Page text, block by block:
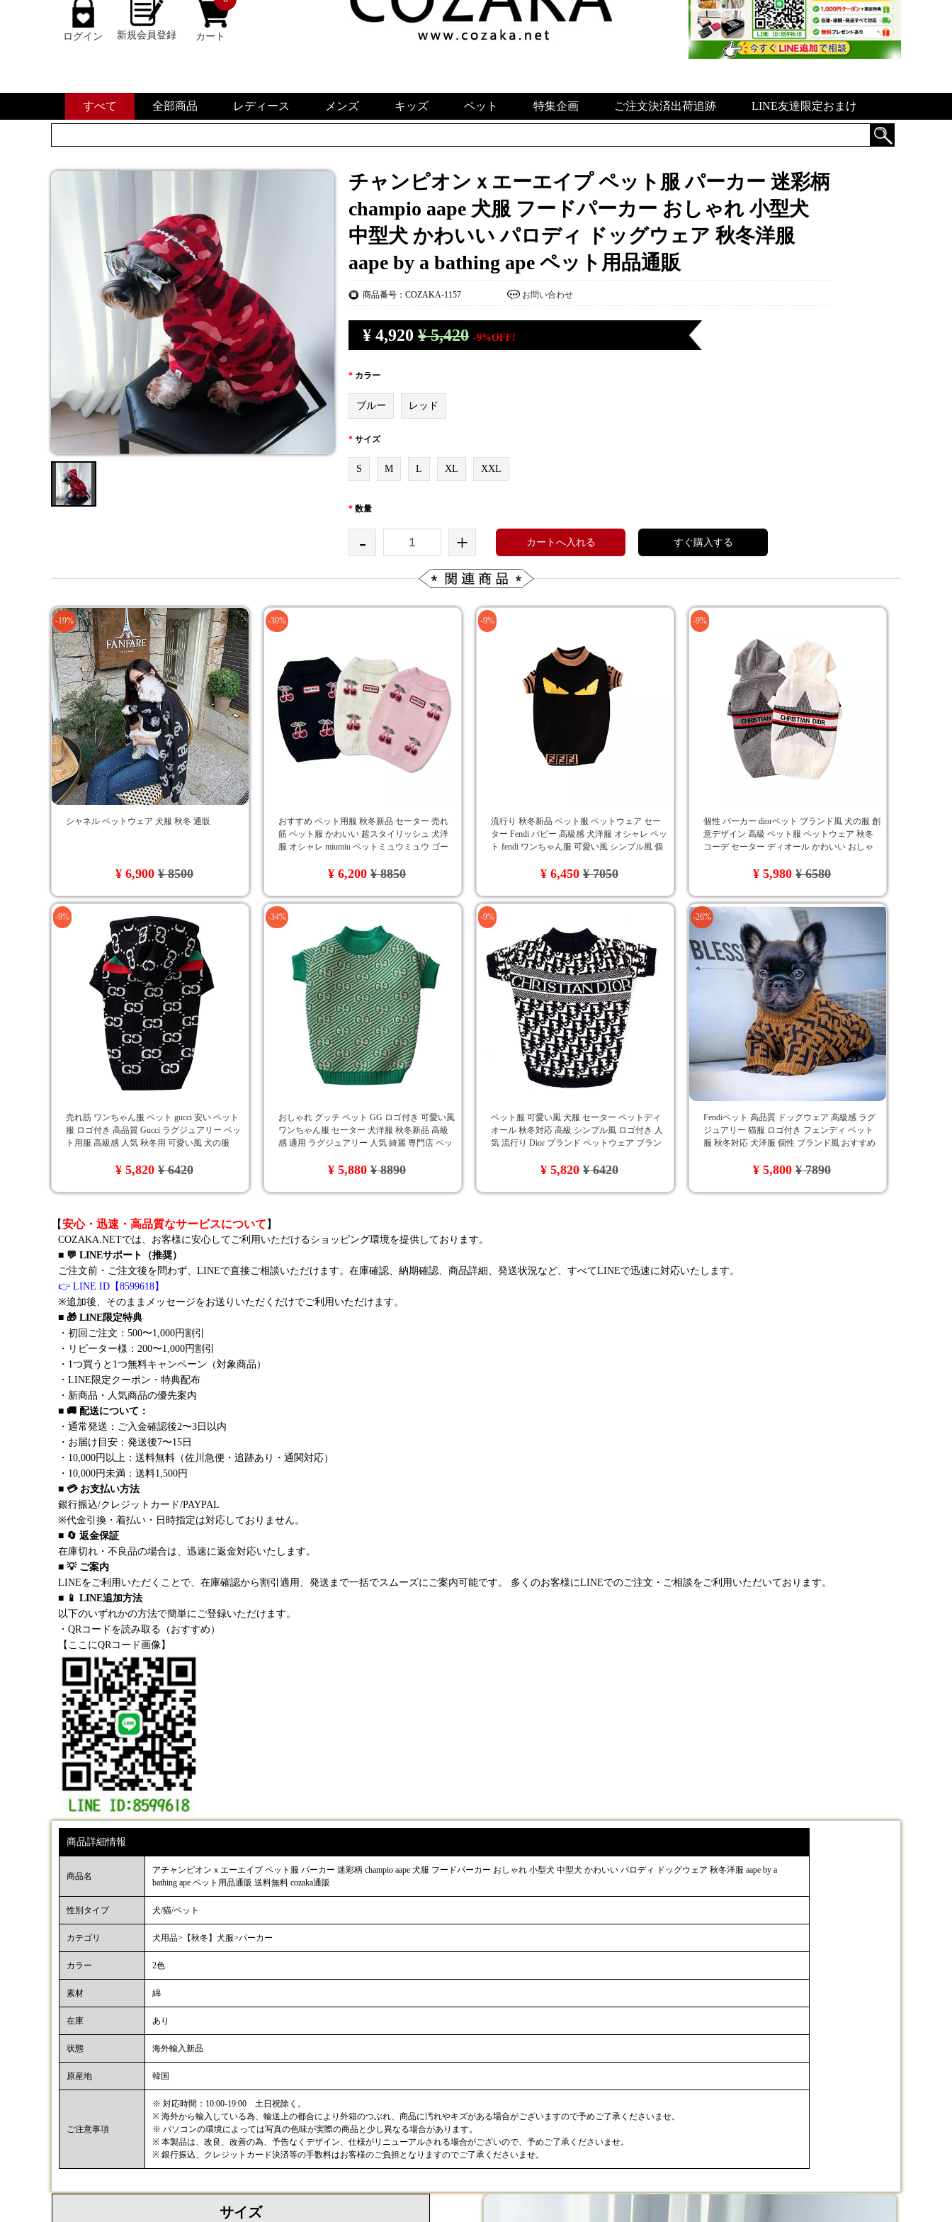
ログイン 新規会員登録 カート
すべて 全部商品 レディース メンズ キッズ ペット 特集企画 ご注文決済出荷追跡 LINE友達限定おまけ
チャンピオンｘエーエイプ ペット服 パーカー 迷彩柄
champio aape 犬服 フードパーカー おしゃれ 小型犬
中型犬 かわいい パロディ ドッグウェア 秋冬洋服
aape by a bathing ape ペット用品通販
商品番号：COZAKA-1157 お問い合わせ
¥ 4,920 ¥ 5,420 -9%OFF!
* カラー
ブルー レッド
* サイズ
S M L XL XXL
* 数量
- + カートへ入れる すぐ購入する
-19%
シャネル ペットウェア 犬服 秋冬 通販
¥ 6,900¥ 8500
-30%
おすすめ ペット用服 秋冬新品 セーター 売れ
筋 ペット服 かわいい 超スタイリッシュ 犬洋
服 オシャレ miumiu ペットミュウミュウ ゴー
¥ 6,200¥ 8850
-9%
流行り 秋冬新品 ペット服 ペットウェア セー
ター Fendi パピー 高級感 犬洋服 オシャレ ペッ
ト fendi ワンちゃん服 可愛い風 シンプル風 個
¥ 6,450¥ 7050
-9%
個性 パーカー diorペット ブランド風 犬の服 創
意デザイン 高級 ペット服 ペットウェア 秋冬
コーデ セーター ディオール かわいい おしゃ
¥ 5,980¥ 6580
-9%
売れ筋 ワンちゃん服 ペット gucci 安い ペット
服 ロゴ付き 高品質 Gucci ラグジュアリー ペッ
ト用服 高級感 人気 秋冬用 可愛い風 犬の服
¥ 5,820¥ 6420
-34%
おしゃれ グッチ ペット GG ロゴ付き 可愛い風
ワンちゃん服 セーター 犬洋服 秋冬新品 高級
感 通用 ラグジュアリー 人気 綺麗 専門店 ペッ
¥ 5,880¥ 8890
-9%
ペット服 可愛い風 犬服 セーター ペットディ
オール 秋冬対応 高級 シンプル風 ロゴ付き 人
気 流行り Dior ブランド ペットウェア ブラン
¥ 5,820¥ 6420
-26%
Fendiペット 高品質 ドッグウェア 高級感 ラグ
ジュアリー 猫服 ロゴ付き フェンディ ペット
服 秋冬対応 犬洋服 個性 ブランド風 おすすめ
¥ 5,800¥ 7890
【安心・迅速・高品質なサービスについて 】
COZAKA.NETでは、お客様に安心してご利用いただけるショッピング環境を提供しております。
■ 💬 LINEサポート（推奨）
ご注文前・ご注文後を問わず、LINEで直接ご相談いただけます。在庫確認、納期確認、商品詳細、発送状況など、すべてLINEで迅速に対応いたします。
👉 LINE ID【8599618】
※追加後、そのままメッセージをお送りいただくだけでご利用いただけます。
■ 🎁 LINE限定特典
・初回ご注文：500〜1,000円割引
・リピーター様：200〜1,000円割引
・1つ買うと1つ無料キャンペーン（対象商品）
・LINE限定クーポン・特典配布
・新商品・人気商品の優先案内
■ 🚚 配送について：
・通常発送：ご入金確認後2〜3日以内
・お届け目安：発送後7〜15日
・10,000円以上：送料無料（佐川急便・追跡あり・通関対応）
・10,000円未満：送料1,500円
■ 💳 お支払い方法
銀行振込/クレジットカード/PAYPAL
※代金引換・着払い・日時指定は対応しておりません。
■ 🔄 返金保証
在庫切れ・不良品の場合は、迅速に返金対応いたします。
■ 💡 ご案内
LINEをご利用いただくことで、在庫確認から割引適用、発送まで一括でスムーズにご案内可能です。 多くのお客様にLINEでのご注文・ご相談をご利用いただいております。
■ 📱 LINE追加方法
以下のいずれかの方法で簡単にご登録いただけます。
・QRコードを読み取る（おすすめ）
【ここにQRコード画像】
商品詳細情報
商品名
アチャンピオンｘエーエイプ ペット服 パーカー 迷彩柄 champio aape 犬服 フードパーカー おしゃれ 小型犬 中型犬 かわいい パロディ ドッグウェア 秋冬洋服 aape by a
bathing ape ペット用品通販 送料無料 cozaka通販
性別タイプ 犬/猫/ペット
カテゴリ 犬用品>【秋冬】犬服>パーカー
カラー 2色
素材 綿
在庫 あり
状態 海外輸入新品
原産地 韓国
ご注意事項
※ 対応時間：10:00-19:00 土日祝除く。
※ 海外から輸入している為、輸送上の都合により外箱のつぶれ、商品に汚れやキズがある場合がございますので予めご了承くださいませ。
※ パソコンの環境によっては写真の色味が実際の商品と少し異なる場合があります。
※ 本製品は、改良、改善の為、予告なくデザイン、仕様がリニューアルされる場合がございので、予めご了承くださいませ。
※ 銀行振込、クレジットカード決済等の手数料はお客様のご負担となりますのでご了承くださいませ。
サイズ